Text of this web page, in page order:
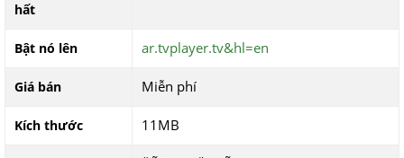
hất
Bật nó lên ar.tvplayer.tv&hl=en
Giá bán Miễn phí
Kích thước 11MB